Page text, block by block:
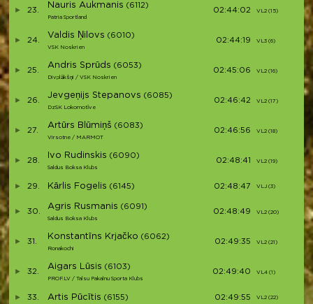
23.
Nauris Aukmanis (6112)
Patria Sportland
02:44:02 VL2 (15)
24.
Valdis Ņilovs (6010)
VSK Noskrien
02:44:19 VL3 (6)
25.
Andris Sprūds (6053)
Divplākšņi / VSK Noskrien
02:45:06 VL2 (16)
26.
Jevgeņijs Stepanovs (6085)
DzSK Lokomotīve
02:46:42 VL2 (17)
27.
Artūrs Blūmiņš (6083)
Virsotne / MARMOT
02:46:56 VL2 (18)
28.
Ivo Rudinskis (6090)
Saldus Boksa Klubs
02:48:41 VL2 (19)
29. Kārlis Fogelis (6145) 02:48:47 VLJ (3)
30.
Agris Rusmanis (6091)
Saldus Boksa Klubs
02:48:49 VL2 (20)
31.
Konstantīns Krjačko (6062)
Ronakochi
02:49:35 VL2 (21)
32.
Aigars Lūsis (6103)
PROF.LV / Talsu Pakalnu Sporta Klubs
02:49:40 VL4 (1)
33. Artis Pūcītis (6155) 02:49:55 VL2 (22)